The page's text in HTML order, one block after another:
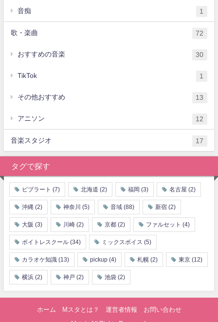
音痴 1
歌・楽曲 72
おすすめの音楽 30
TikTok 1
その他おすすめ 13
アニソン 12
音楽スタジオ 17
タグで探す
ビブラート (7) 北海道 (2) 福岡 (3) 名古屋 (2)
沖縄 (2) 神奈川 (5) 音域 (88) 新宿 (2)
大阪 (3) 川崎 (2) 京都 (2) ファルセット (4)
ボイトレスクール (34) ミックスボイス (5)
カラオケ知識 (13) pickup (4) 札幌 (2) 東京 (12)
横浜 (2) 神戸 (2) 池袋 (2)
ホーム Mスタとは？ 運営者情報 お問い合わせ